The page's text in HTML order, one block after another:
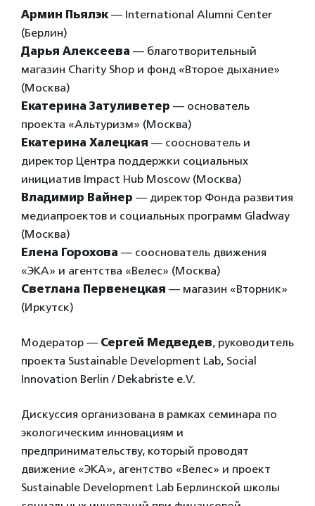
Армин Пьялэк— International Alumni Center
(Берлин)
Дарья Алексеева — благотворительный
магазин Charity Shop и фонд «Второе дыхание»
(Москва)
Екатерина Затуливетер — основатель
проекта «Альтуризм» (Москва)
Екатерина Халецкая — сооснователь и
директор Центра поддержки социальных
инициатив Impact Hub Moscow (Москва)
Владимир Вайнер — директор Фонда развития
медиапроектов и социальных программ Gladway
(Москва)
Елена Горохова — сооснователь движения
«ЭКА» и агентства «Велес» (Москва)
Светлана Первенецкая — магазин «Вторник»
(Иркутск)
Модератор — Сергей Медведев, руководитель
проекта Sustainable Development Lab, Social
Innovation Berlin / Dekabriste e.V.
Дискуссия организована в рамках семинара по
экологическим инновациям и
предпринимательству, который проводят
движение «ЭКА», агентство «Велес» и проект
Sustainable Development Lab Берлинской школы